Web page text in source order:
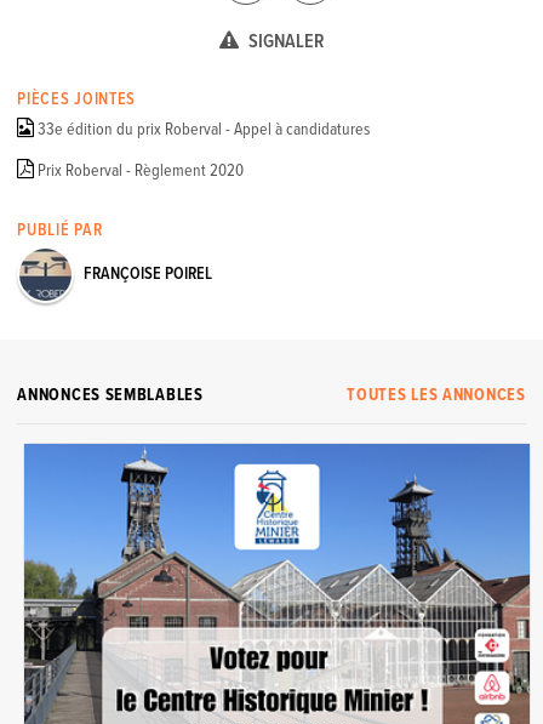
SIGNALER
PIÈCES JOINTES
33e édition du prix Roberval - Appel à candidatures
Prix Roberval - Règlement 2020
PUBLIÉ PAR
FRANÇOISE POIREL
TOUTES LES ANNONCES
ANNONCES SEMBLABLES